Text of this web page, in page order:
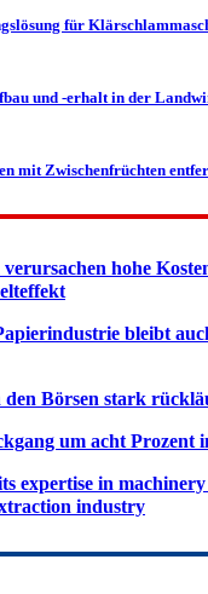
für
und -erhalt in der
mit Zwischenfrüchten
hohe
bleibt
den Börsen stark
um acht Prozent
expertise in
industry